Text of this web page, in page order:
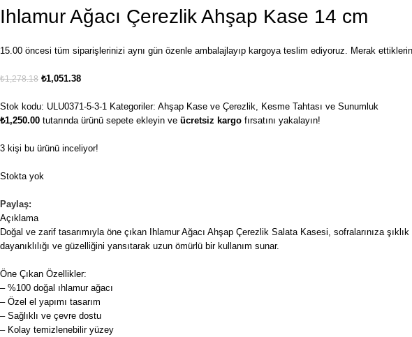
Ihlamur Ağacı Çerezlik Ahşap Kase 14 cm
15.00 öncesi tüm siparişlerinizi aynı gün özenle ambalajlayıp kargoya teslim ediyoruz. Merak
₺1,278.18 ₺1,051.38
Stok kodu: ULU0371-5-3-1 Kategoriler: Ahşap Kase ve Çerezlik
Kesme Tahtası ve Sunumluk
₺1,250.00 tutarında ürünü sepete ekleyin ve ücretsiz kargo fırsatını yakalayın!
3 kişi bu ürünü inceliyor!
Stokta yok
Paylaş:
Açıklama
Doğal ve zarif tasarımıyla öne çıkan Ihlamur Ağacı Ahşap Çerezlik Salata Kasesi, sofralarınıza
dayanıklılığı ve güzelliğini yansıtarak uzun ömürlü bir kullanım sunar.
Öne Çıkan Özellikler:
– %100 doğal ıhlamur ağacı
– Özel el yapımı tasarım
– Sağlıklı ve çevre dostu
– Kolay temizlenebilir yüzey